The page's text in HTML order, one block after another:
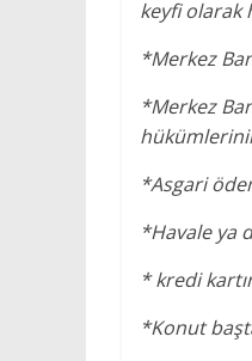
keyfi olarak
*Merkez
*Merkez
*Asgari
*Havale ya
* kredi
*Konut